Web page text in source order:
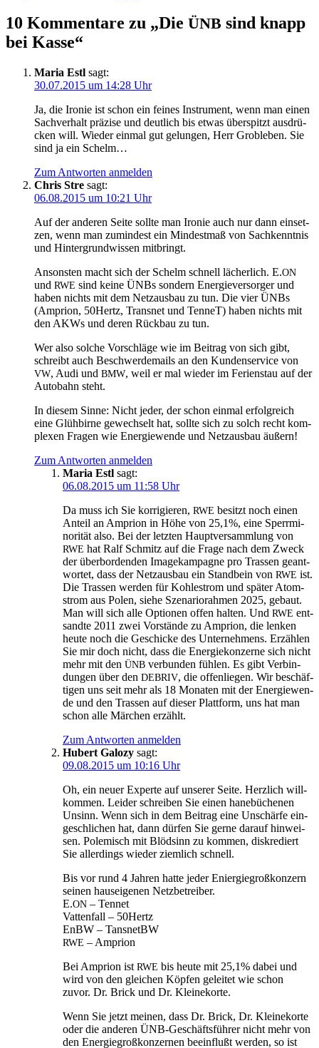
10 Kommentare zu „Die ÜNB sind knapp
bei Kasse“
Maria Estl sagt:
30.07.2015 um 14:28 Uhr
Ja, die Iro­nie ist schon ein fei­nes Instru­ment, wenn man einen
Sach­ver­halt prä­zi­se und deut­lich bis etwas über­spitzt aus­drü­
cken will. Wie­der ein­mal gut gelun­gen, Herr Groble­ben. Sie
sind ja ein Schelm…
Zum Antworten anmelden
Chris Stre sagt:
06.08.2015 um 10:21 Uhr
Auf der ande­ren Sei­te soll­te man Iro­nie auch nur dann ein­set­
zen, wenn man zumin­dest ein Min­dest­maß von Sach­kennt­nis
und Hin­ter­grund­wis­sen mitbringt.
Ansons­ten macht sich der Schelm schnell lächer­lich. E.ON
und RWE sind kei­ne ÜNBs son­dern Ener­gie­ver­sor­ger und
haben nichts mit dem Netz­aus­bau zu tun. Die vier ÜNBs
(Ampri­on, 50Hertz, Trans­net und Ten­neT) haben nichts mit
den AKWs und deren Rück­bau zu tun.
Wer also sol­che Vor­schlä­ge wie im Bei­trag von sich gibt,
schreibt auch Beschwer­de­mails an den Kun­den­ser­vice von
VW, Audi und BMW, weil er mal wie­der im Feri­en­stau auf der
Auto­bahn steht.
In die­sem Sin­ne: Nicht jeder, der schon ein­mal erfolg­reich
eine Glüh­bir­ne gewech­selt hat, soll­te sich zu solch recht kom­
ple­xen Fra­gen wie Ener­gie­wen­de und Netz­aus­bau äußern!
Zum Antworten anmelden
Maria Estl sagt:
06.08.2015 um 11:58 Uhr
Da muss ich Sie kor­ri­gie­ren, RWE besitzt noch einen
Anteil an Ampri­on in Höhe von 25,1%, eine Sperr­mi­
no­ri­tät also. Bei der letz­ten Haupt­ver­samm­lung von
RWE hat Ralf Schmitz auf die Fra­ge nach dem Zweck
der über­bor­den­den Image­kam­pa­gne pro Tras­sen geant­
wor­tet, dass der Netz­aus­bau ein Stand­bein von RWE ist.
Die Tras­sen wer­den für Koh­lestrom und spä­ter Atom­
strom aus Polen, sie­he Sze­na­rio­rah­men 2025, gebaut.
Man will sich alle Optio­nen offen hal­ten. Und RWE ent­
sand­te 2011 zwei Vor­stän­de zu Ampri­on, die len­ken
heu­te noch die Geschi­cke des Unter­neh­mens. Erzäh­len
Sie mir doch nicht, dass die Ener­gie­kon­zer­ne sich nicht
mehr mit den ÜNB ver­bun­den füh­len. Es gibt Ver­bin­
dun­gen über den DEBRIV, die offen­lie­gen. Wir beschäf­
ti­gen uns seit mehr als 18 Mona­ten mit der Ener­gie­wen­
de und den Tras­sen auf die­ser Platt­form, uns hat man
schon alle Mär­chen erzählt.
Zum Antworten anmelden
Hubert Galozy sagt:
09.08.2015 um 10:16 Uhr
Oh, ein neu­er Exper­te auf unse­rer Sei­te. Herz­lich will­
kom­men. Lei­der schrei­ben Sie einen hane­bü­che­nen
Unsinn. Wenn sich in dem Bei­trag eine Unschär­fe ein­
ge­schli­chen hat, dann dür­fen Sie ger­ne dar­auf hin­wei­
sen. Pole­misch mit Blöd­sinn zu kom­men, dis­kre­diert
Sie aller­dings wie­der ziem­lich schnell.
Bis vor rund 4 Jah­ren hat­te jeder Enier­gie­groß­kon­zern
sei­nen haus­ei­ge­nen Netzbetreiber.
E.ON – Tennet
Vat­ten­fall – 50Hertz
EnBW – TansnetBW
RWE – Amprion
Bei Ampri­on ist RWE bis heu­te mit 25,1% dabei und
wird von den glei­chen Köp­fen gelei­tet wie schon
zuvor. Dr. Brick und Dr. Kleinekorte.
Wenn Sie jetzt mei­nen, dass Dr. Brick, Dr. Klei­ne­kor­te
oder die ande­ren ÜNB-Geschäfts­füh­rer nicht mehr von
den Ener­gie­groß­kon­zer­nen beein­flußt wer­den, so ist